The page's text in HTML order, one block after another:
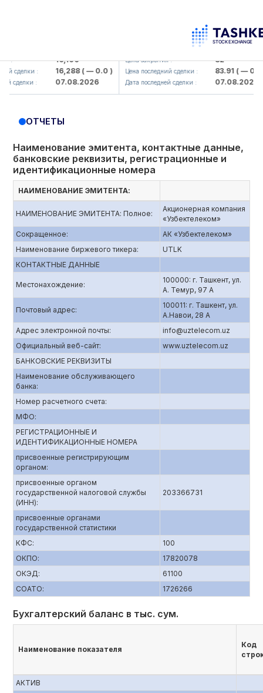
16,100
: 16,288( — 0.0 )
: 07.08.2026
KFSK (<Kafolat sug'urta
Цена закрытия : 82
Цена последний сделки : 83.91( — 0.0 )
Дата последней сделки : 07.08.2026
ОТЧЕТЫ
Наименование эмитента, контактные данные,
банковские реквизиты, регистрационные и
идентификационные номера
НАИМЕНОВАНИЕ ЭМИТЕНТА:
НАИМЕНОВАНИЕ ЭМИТЕНТА: Полное:
Акционерная компания
«Узбектелеком»
Сокращенное:
АК «Узбектелеком»
Наименование биржевого тикера:
UTLK
КОНТАКТНЫЕ ДАННЫЕ
Местонахождение:
100000: г. Ташкент, ул.
А. Темур, 97 А
Почтовый адрес:
100011: г. Ташкент, ул.
А.Навои, 28 А
Адрес электронной почты:
info@uztelecom.uz
Официальный веб-сайт:
www.uztelecom.uz
БАНКОВСКИЕ РЕКВИЗИТЫ
Наименование обслуживающего
банка:
Номер расчетного счета:
МФО:
РЕГИСТРАЦИОННЫЕ И
ИДЕНТИФИКАЦИОННЫЕ НОМЕРА
присвоенные регистрирующим
органом:
присвоенные органом
государственной налоговой службы
(ИНН):
203366731
присвоенные органами
государственной статистики
КФС:
100
ОКПО:
17820078
ОКЭД:
61100
СОАТО:
1726266
Бухгалтерский баланс в тыс. сум.
Наименование показателя
Код
АКТИВ